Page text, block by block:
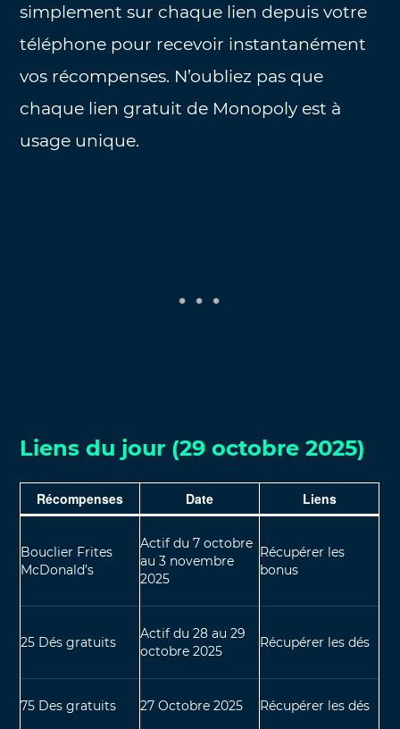
simplement sur chaque lien depuis votre
téléphone pour recevoir instantanément
vos récompenses. N’oubliez pas que
chaque lien gratuit de Monopoly est à
usage unique.
Liens du jour (29 octobre 2025)
Récompenses Date Liens
Bouclier Frites
McDonald’s
Actif du 7 octobre
au 3 novembre
2025
Récupérer les
bonus
25 Dés gratuits
Actif du 28 au 29
octobre 2025
Récupérer les dés
75 Des gratuits 27 Octobre 2025 Récupérer les dés